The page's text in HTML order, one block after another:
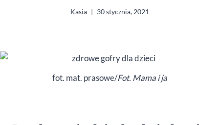
Kasia 30 stycznia, 2021
fot. mat. prasowe/Fot. Mama i ja